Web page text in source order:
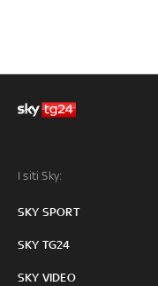
I siti Sky:
SKY SPORT
SKY TG24
SKY VIDEO